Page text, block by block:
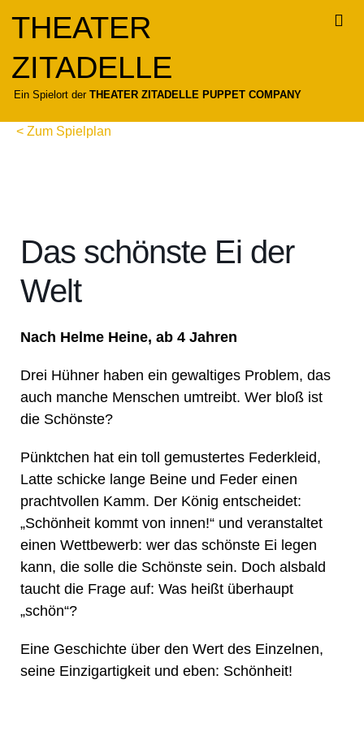
springen
THEATER
ZITADELLE
Ein Spielort derTHEATER ZITADELLE PUPPET COMPANY
< Zum Spielplan
Das schönste Ei der
Welt
Nach Helme Heine, ab 4 Jahren
Drei Hühner haben ein gewaltiges Problem, das
auch manche Menschen umtreibt. Wer bloß ist
die Schönste?
Pünktchen hat ein toll gemustertes Federkleid,
Latte schicke lange Beine und Feder einen
prachtvollen Kamm. Der König entscheidet:
„Schönheit kommt von innen!“ und veranstaltet
einen Wettbewerb: wer das schönste Ei legen
kann, die solle die Schönste sein. Doch alsbald
taucht die Frage auf: Was heißt überhaupt
„schön“?
Eine Geschichte über den Wert des Einzelnen,
seine Einzigartigkeit und eben: Schönheit!